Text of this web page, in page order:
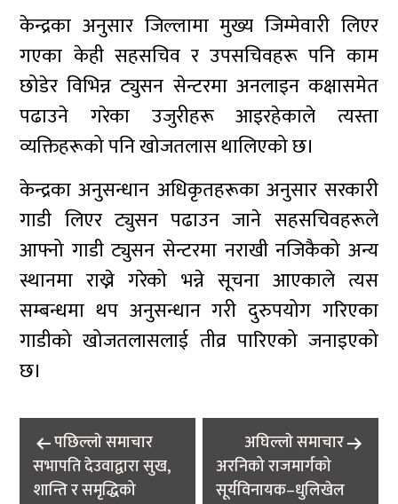
केन्द्रका अनुसार जिल्लामा मुख्य जिम्मेवारी लिएर
गएका केही सहसचिव र उपसचिवहरू पनि काम
छोडेर विभिन्न ट्युसन सेन्टरमा अनलाइन कक्षासमेत
पढाउने गरेका उजुरीहरू आइरहेकाले त्यस्ता
व्यक्तिहरूको पनि खोजतलास थालिएको छ।
केन्द्रका अनुसन्धान अधिकृतहरूका अनुसार सरकारी
गाडी लिएर ट्युसन पढाउन जाने सहसचिवहरूले
आफ्नो गाडी ट्युसन सेन्टरमा नराखी नजिकैको अन्य
स्थानमा राख्ने गरेको भन्ने सूचना आएकाले त्यस
सम्बन्धमा थप अनुसन्धान गरी दुरुपयोग गरिएका
गाडीको खोजतलासलाई तीव्र पारिएको जनाइएको
छ।
Post
navigation
पछिल्लाे समाचार
सभापति देउवाद्वारा सुख,
शान्ति र समृद्धिको
अघिल्लाे समाचार
अरनिको राजमार्गको
सूर्यविनायक–धुलिखेल